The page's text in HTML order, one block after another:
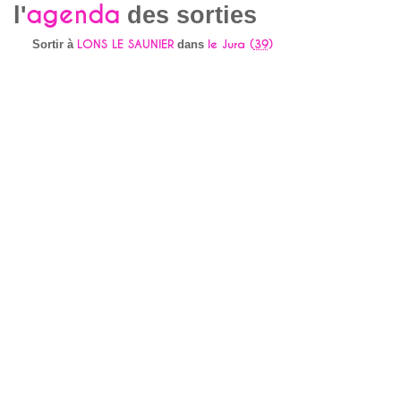
l'agenda des sorties
Sortir à LONS LE SAUNIERdans le Jura (39)